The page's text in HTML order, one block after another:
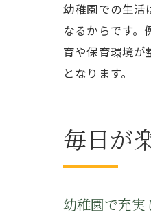
幼稚園での生活
なるからです
育や保育環境が
となります。
毎日が
幼稚園で充実